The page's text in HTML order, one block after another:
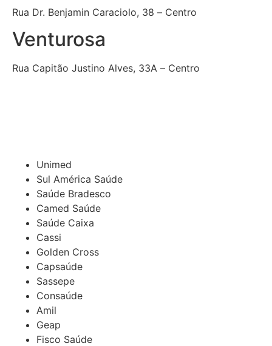
Rua Dr. Benjamin Caraciolo, 38 – Centro
Venturosa
Rua Capitão Justino Alves, 33A – Centro
Unimed
Sul América Saúde
Saúde Bradesco
Camed Saúde
Saúde Caixa
Cassi
Golden Cross
Capsaúde
Sassepe
Consaúde
Amil
Geap
Fisco Saúde